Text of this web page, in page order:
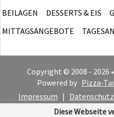
BEILAGEN
DESSERTS & EIS
MITTAGSANGEBOTE
Copyright © 2008 - 2026
Powered by Pizza-
Impressum | Datenschutz
Cookie-
Diese Webseite